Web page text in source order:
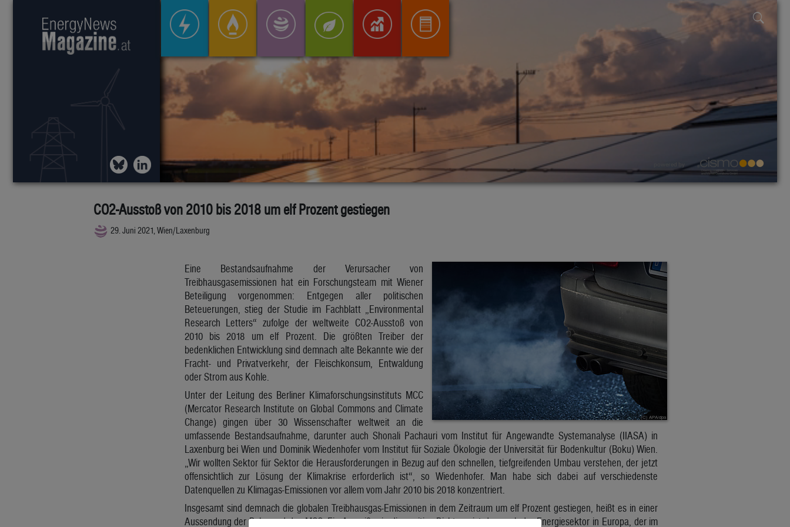
CO2-Ausstoß von 2010 bis 2018 um elf Prozent gestiegen
29. Juni 2021, Wien/Laxenburg
Eine Bestandsaufnahme der Verursacher von
Treibhausgasemissionen hat ein Forschungsteam mit Wiener
Beteiligung vorgenommen: Entgegen aller politischen
Beteuerungen, stieg der Studie im Fachblatt „Environmental
Research Letters“ zufolge der weltweite CO2-Ausstoß von
2010 bis 2018 um elf Prozent. Die größten Treiber der
bedenklichen Entwicklung sind demnach alte Bekannte wie der
Fracht- und Privatverkehr, der Fleischkonsum, Entwaldung
oder Strom aus Kohle.
Unter der Leitung des Berliner Klimaforschungsinstituts MCC
(Mercator Research Institute on Global Commons and Climate
Change) gingen über 30 Wissenschafter weltweit an die
umfassende Bestandsaufnahme, darunter auch Shonali Pachauri vom Institut für Angewandte Systemanalyse (IIASA) in
Laxenburg bei Wien und Dominik Wiedenhofer vom Institut für Soziale Ökologie der Universität für Bodenkultur (Boku) Wien.
„Wir wollten Sektor für Sektor die Herausforderungen in Bezug auf den schnellen, tiefgreifenden Umbau verstehen, der jetzt
offensichtlich zur Lösung der Klimakrise erforderlich ist“, so Wiedenhofer. Man habe sich dabei auf verschiedenste
Datenquellen zu Klimagas-Emissionen vor allem vom Jahr 2010 bis 2018 konzentriert.
Insgesamt sind demnach die globalen Treibhausgas-Emissionen in dem Zeitraum um elf Prozent gestiegen, heißt es in einer
Aussendung der Boku und des MCC. Ein Ausreißer in die positive Richtung ist demnach der Energiesektor in Europa, der im